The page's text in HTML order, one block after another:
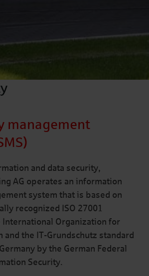
management
and data security,
AG operates an information
system that is based on
recognized ISO 27001
International Organization for
and the IT-Grundschutz standard
by the German Federal
Security.